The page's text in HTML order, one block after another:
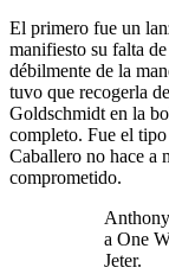
El primero fue un
manifiesto su falta
débilmente de la
tuvo que recogerla
Goldschmidt en la
completo. Fue el
Caballero no hace a
comprometido.
a One
Jeter.